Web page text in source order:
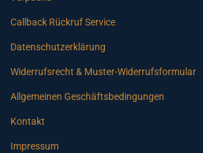
Callback Rückruf Service
Datenschutzerklärung
Widerrufsrecht & Muster-Widerrufsformular
Allgemeinen Geschäftsbedingungen
Kontakt
Impressum